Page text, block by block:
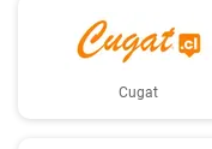
Cugat